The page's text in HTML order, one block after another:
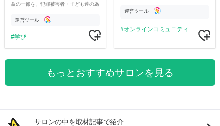
益の一部を、犯罪被害者・子ども達の為
す運営ツール
学び
運営ツール
オンラインコミュニティ
もっとおすすめサロンを見る
サロンの中を取材記事で紹介